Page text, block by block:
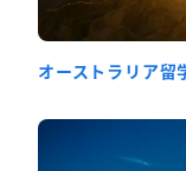
オーストラリア